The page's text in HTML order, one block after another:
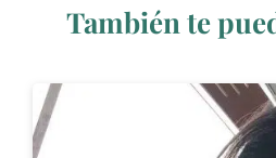
También te